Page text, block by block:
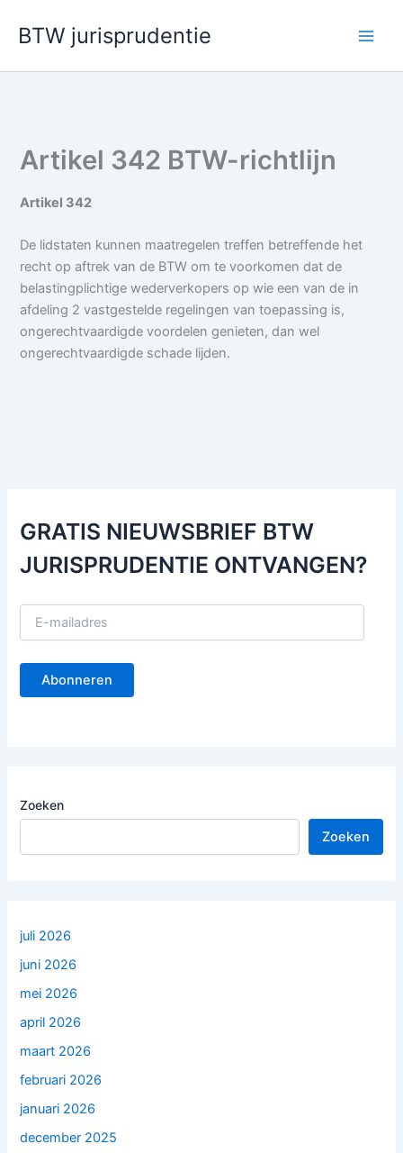
naar
inhoud
BTW jurisprudentie
Artikel 342 BTW-richtlijn
Artikel 342
De lidstaten kunnen maatregelen treffen betreffende het
recht op aftrek van de BTW om te voorkomen dat de
belastingplichtige wederverkopers op wie een van de in
afdeling 2 vastgestelde regelingen van toepassing is,
ongerechtvaardigde voordelen genieten, dan wel
ongerechtvaardigde schade lijden.
GRATIS NIEUWSBRIEF BTW
JURISPRUDENTIE ONTVANGEN?
E
a
l
Abonneren
Zoeken
Zoeken
juli 2026
juni 2026
mei 2026
april 2026
maart 2026
februari 2026
januari 2026
december 2025